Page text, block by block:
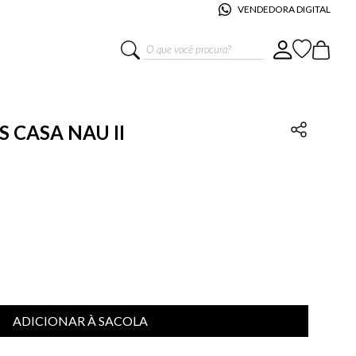
VENDEDORA DIGITAL
O que você procura?
CASA NAU II
ADICIONAR À SACOLA